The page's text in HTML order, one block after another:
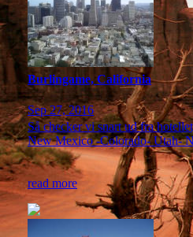
Burlingame, California
Sep 27, 2016
Så checker vi snart ud fra
New Mexico -Colorado- Utah-
read more